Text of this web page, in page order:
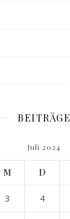
BEITRÄGE
Juli 2024
M D
3 4